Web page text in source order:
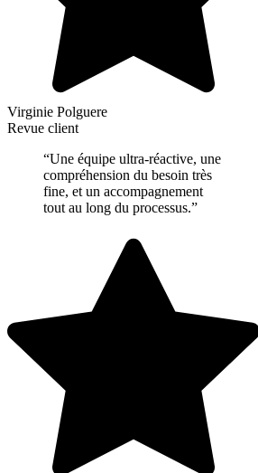
Virginie Polguere
Revue client
“Une équipe ultra-réactive, une
compréhension du besoin très
fine, et un accompagnement
tout au long du processus.”